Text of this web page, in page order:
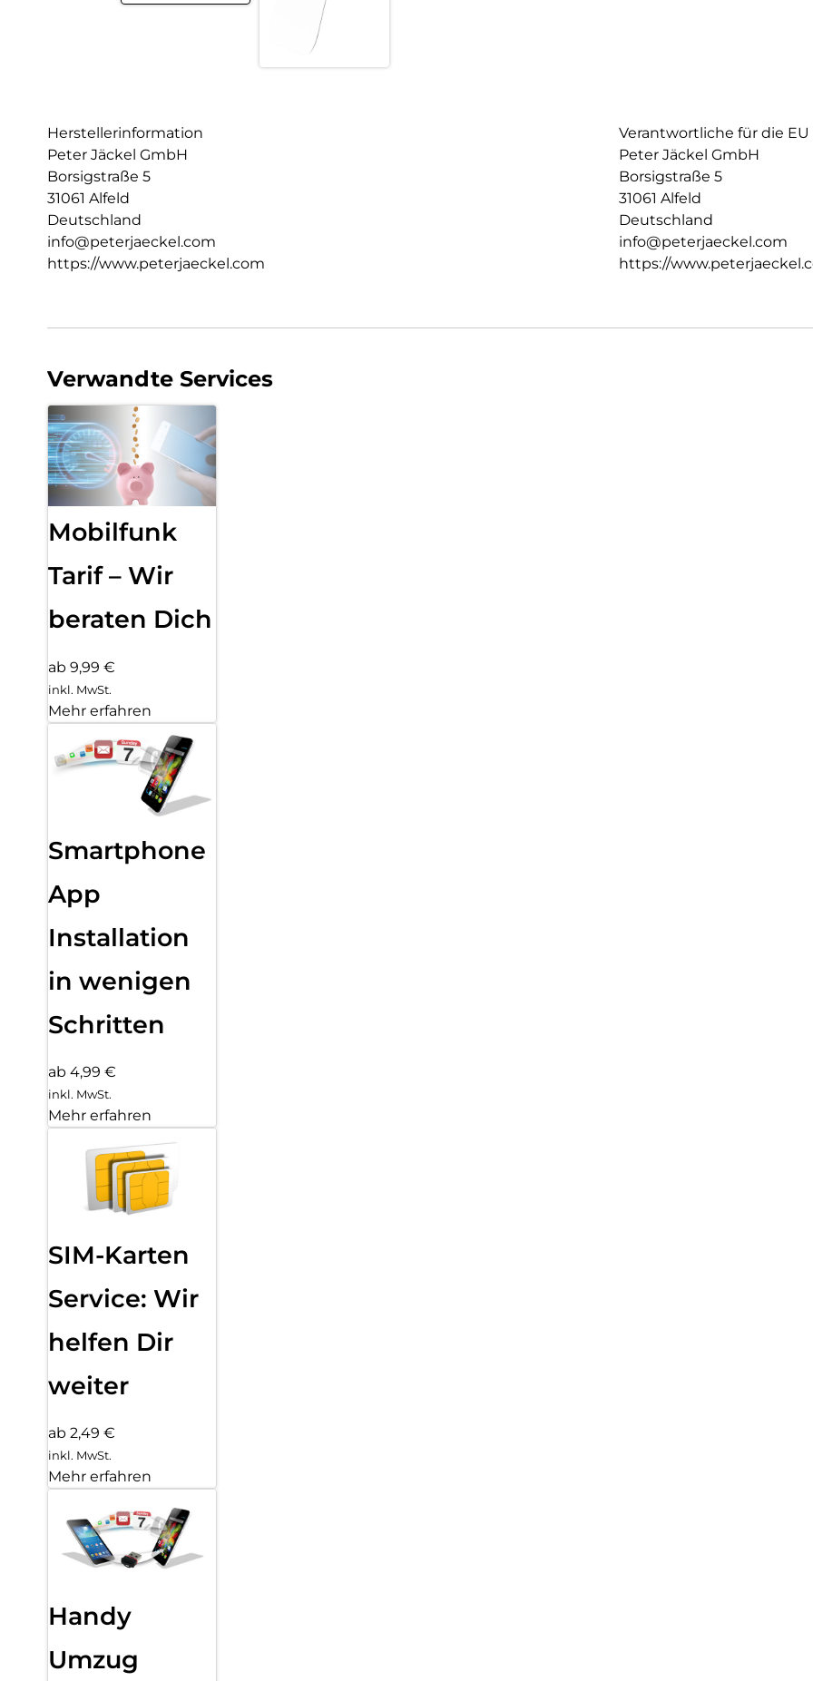
Herstellerinformation
Peter Jäckel GmbH
Borsigstraße 5
31061 Alfeld
Deutschland
info@peterjaeckel.com
https://www.peterjaeckel.com
Verantwortliche für die EU
Peter Jäckel GmbH
Borsigstraße 5
31061 Alfeld
Deutschland
info@peterjaeckel.com
https://
Verwandte Services
Mobilfunk
Tarif – Wir
beraten Dich
ab 9,99 €
inkl. MwSt.
Mehr erfahren
Smartphone
App
Installation
in wenigen
Schritten
ab 4,99 €
inkl. MwSt.
Mehr erfahren
SIM-Karten
Service: Wir
helfen Dir
weiter
ab 2,49 €
inkl. MwSt.
Mehr erfahren
Handy
Umzug